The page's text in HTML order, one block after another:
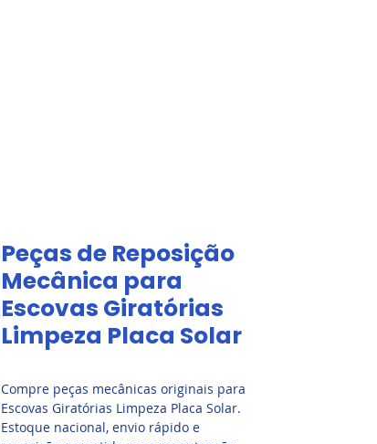
Peças de Reposição
Mecânica para
Escovas Giratórias
Limpeza Placa Solar
Compre peças mecânicas originais para
Escovas Giratórias Limpeza Placa Solar.
Estoque nacional, envio rápido e